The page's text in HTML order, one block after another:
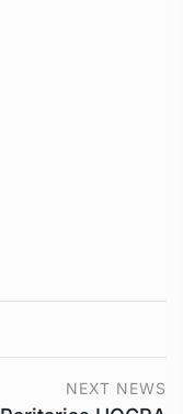
NEXT NEWS